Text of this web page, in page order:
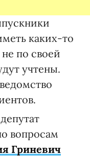
каких-то
по своей
учтены.
вопросам
Гриневич